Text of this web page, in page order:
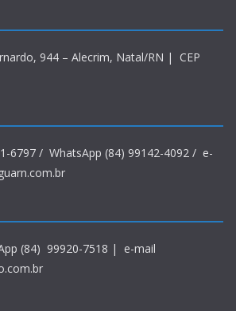
944 – Alecrim, Natal/RN | CEP
6797 / WhatsApp (84) 99142-4092 / e-
(84) 99920-7518 | e-mail